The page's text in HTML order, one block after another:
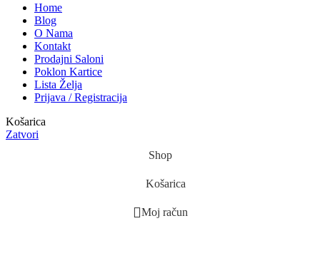
Home
Blog
O Nama
Kontakt
Prodajni Saloni
Poklon Kartice
Lista Želja
Prijava / Registracija
Košarica
Zatvori
Shop
Košarica
Moj račun